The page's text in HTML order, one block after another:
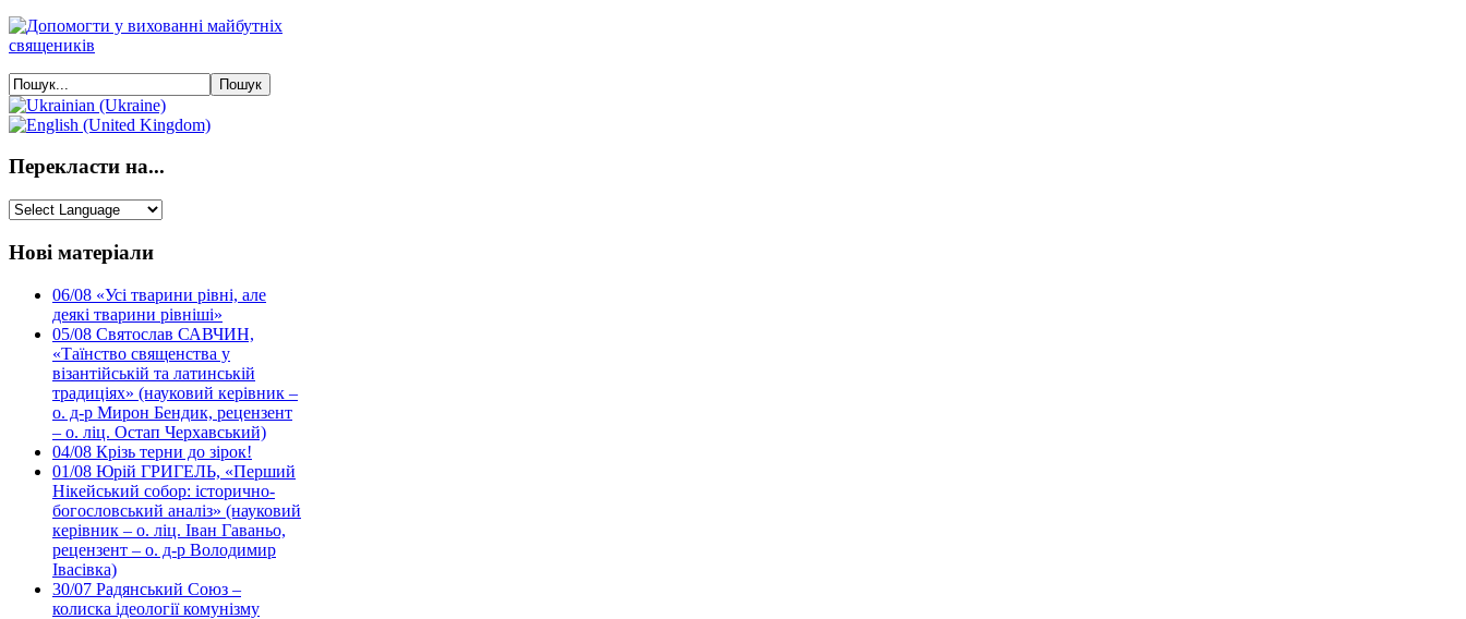
Перекласти на...
Нові матеріали
06/08 «Усі тварини рівні, але
деякі тварини рівніші»
05/08 Святослав САВЧИН,
«Таїнство священства у
візантійській та латинській
традиціях» (науковий керівник –
о. д-р Мирон Бендик, рецензент
– о. ліц. Остап Черхавський)
04/08 Крізь терни до зірок!
01/08 Юрій ГРИГЕЛЬ, «Перший
Нікейський собор: історично-
богословський аналіз» (науковий
керівник – о. ліц. Іван Гаваньо,
рецензент – о. д-р Володимир
Івасівка)
30/07 Радянський Союз –
колиска ідеології комунізму